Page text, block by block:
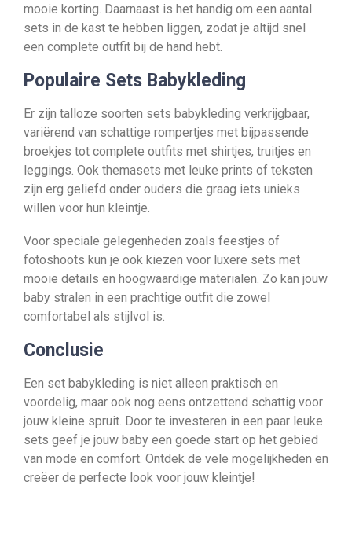
mooie korting. Daarnaast is het handig om een aantal
sets in de kast te hebben liggen, zodat je altijd snel
een complete outfit bij de hand hebt.
Populaire Sets Babykleding
Er zijn talloze soorten sets babykleding verkrijgbaar,
variërend van schattige rompertjes met bijpassende
broekjes tot complete outfits met shirtjes, truitjes en
leggings. Ook themasets met leuke prints of teksten
zijn erg geliefd onder ouders die graag iets unieks
willen voor hun kleintje.
Voor speciale gelegenheden zoals feestjes of
fotoshoots kun je ook kiezen voor luxere sets met
mooie details en hoogwaardige materialen. Zo kan jouw
baby stralen in een prachtige outfit die zowel
comfortabel als stijlvol is.
Conclusie
Een set babykleding is niet alleen praktisch en
voordelig, maar ook nog eens ontzettend schattig voor
jouw kleine spruit. Door te investeren in een paar leuke
sets geef je jouw baby een goede start op het gebied
van mode en comfort. Ontdek de vele mogelijkheden en
creëer de perfecte look voor jouw kleintje!